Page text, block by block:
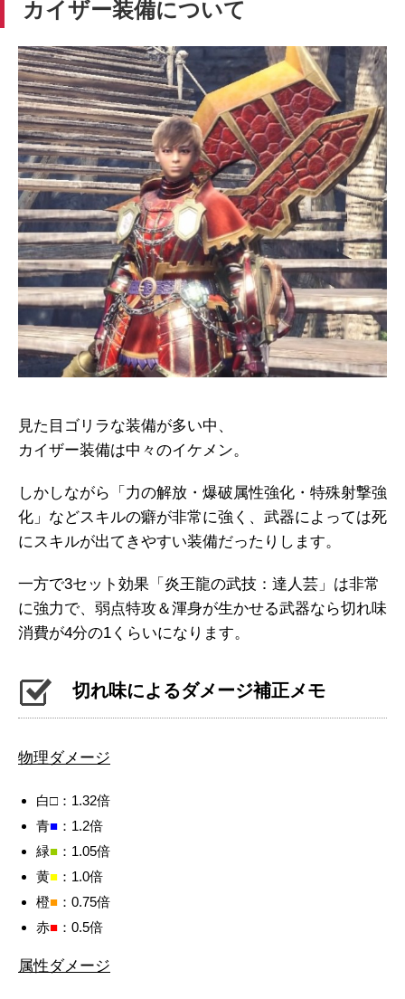
カイザー装備について
見た目ゴリラな装備が多い中、
カイザー装備は中々のイケメン。
しかしながら「力の解放・爆破属性強化・特殊射撃強
化」などスキルの癖が非常に強く、武器によっては死
にスキルが出てきやすい装備だったりします。
一方で3セット効果「炎王龍の武技：達人芸」は非常
に強力で、弱点特攻＆渾身が生かせる武器なら切れ味
消費が4分の1くらいになります。
切れ味によるダメージ補正メモ
物理ダメージ
白□：1.32倍
青■ ：1.2倍
緑■ ：1.05倍
黄■ ：1.0倍
橙■ ：0.75倍
赤■ ：0.5倍
属性ダメージ